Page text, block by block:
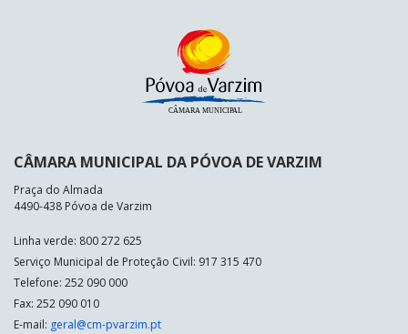
CÂMARA MUNICIPAL DA PÓVOA DE VARZIM
Praça do Almada
4490-438 Póvoa de Varzim
Linha verde: 800 272 625
Serviço Municipal de Proteção Civil: 917 315 470
Telefone: 252 090 000
Fax: 252 090 010
E-mail: geral@cm-pvarzim.pt